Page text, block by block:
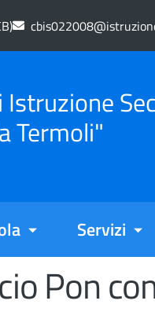
Termoli"
Servizi
Pon